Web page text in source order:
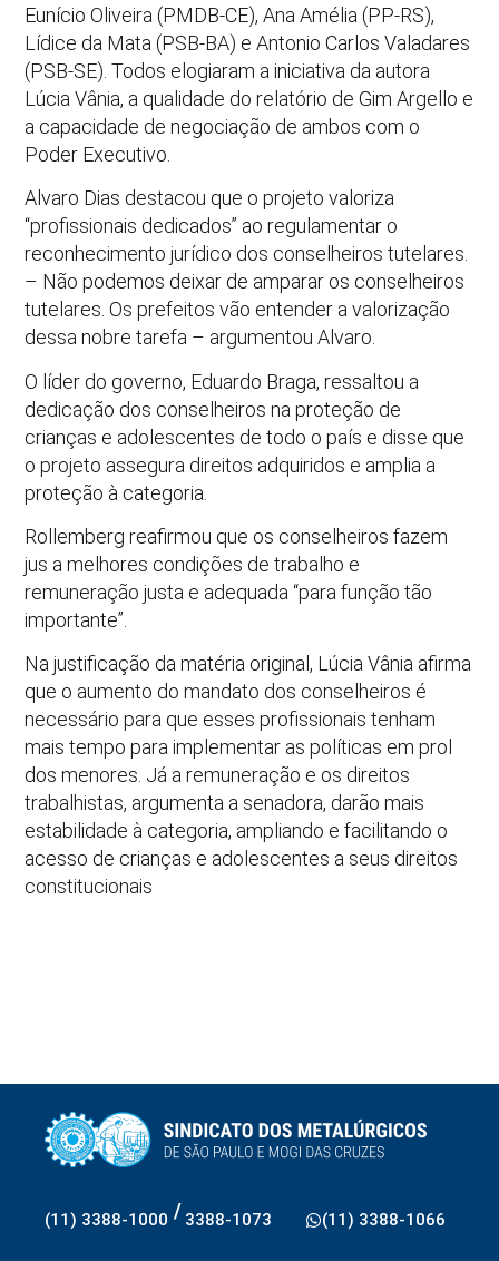
Eunício Oliveira (PMDB-CE), Ana Amélia (PP-RS),
Lídice da Mata (PSB-BA) e Antonio Carlos Valadares
(PSB-SE). Todos elogiaram a iniciativa da autora
Lúcia Vânia, a qualidade do relatório de Gim Argello e
a capacidade de negociação de ambos com o
Poder Executivo.
Alvaro Dias destacou que o projeto valoriza
“profissionais dedicados” ao regulamentar o
reconhecimento jurídico dos conselheiros tutelares.
– Não podemos deixar de amparar os conselheiros
tutelares. Os prefeitos vão entender a valorização
dessa nobre tarefa – argumentou Alvaro.
O líder do governo, Eduardo Braga, ressaltou a
dedicação dos conselheiros na proteção de
crianças e adolescentes de todo o país e disse que
o projeto assegura direitos adquiridos e amplia a
proteção à categoria.
Rollemberg reafirmou que os conselheiros fazem
jus a melhores condições de trabalho e
remuneração justa e adequada “para função tão
importante”.
Na justificação da matéria original, Lúcia Vânia afirma
que o aumento do mandato dos conselheiros é
necessário para que esses profissionais tenham
mais tempo para implementar as políticas em prol
dos menores. Já a remuneração e os direitos
trabalhistas, argumenta a senadora, darão mais
estabilidade à categoria, ampliando e facilitando o
acesso de crianças e adolescentes a seus direitos
constitucionais
(11) 3388-1000 / 3388-1073 (11) 3388-1066